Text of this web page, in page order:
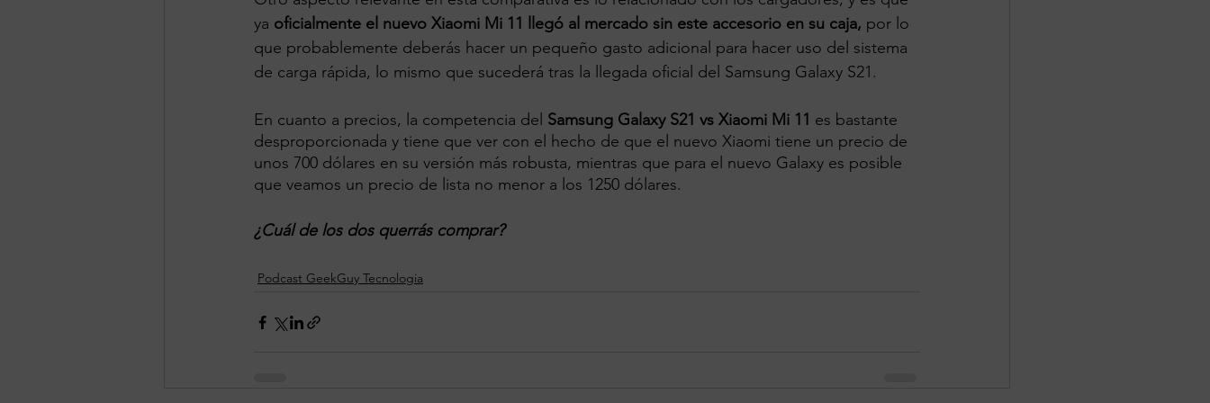
ya oficialmente el nuevo Xiaomi Mi 11 llegó al mercado sin este accesorio en su caja, por lo
que probablemente deberás hacer un pequeño gasto adicional para hacer uso del sistema
de carga rápida, lo mismo que sucederá tras la llegada oficial del Samsung Galaxy S21.
En cuanto a precios, la competencia del Samsung Galaxy S21 vs Xiaomi Mi 11 es bastante
desproporcionada y tiene que ver con el hecho de que el nuevo Xiaomi tiene un precio de
unos 700 dólares en su versión más robusta, mientras que para el nuevo Galaxy es posible
que veamos un precio de lista no menor a los 1250 dólares.
¿Cuál de los dos querrás comprar?
Podcast GeekGuy Tecnologia